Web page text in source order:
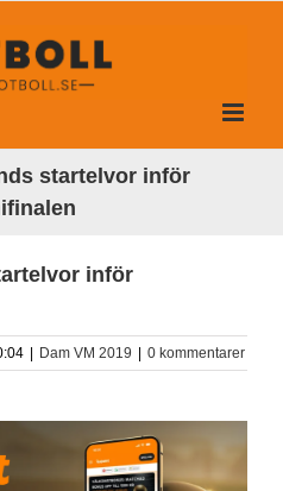
startelvor inför
inför
| Dam VM 2019 | 0 kommentarer